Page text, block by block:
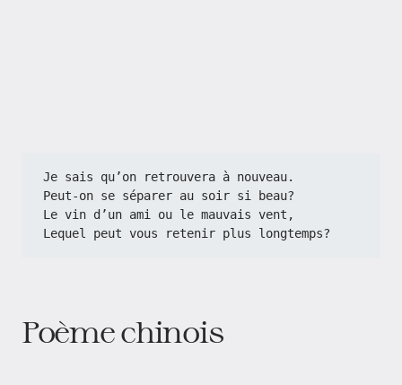
Je sais qu’on retrouvera à nouveau.
Peut-on se séparer au soir si beau?
Le vin d’un ami ou le mauvais vent,
Lequel peut vous retenir plus longtemps?
Poème chinois